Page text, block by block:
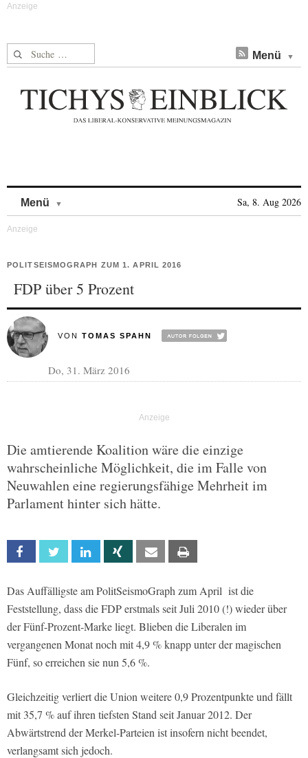
Suche nach: Menü
Menü Sa, 8. Aug 2026
POLITSEISMOGRAPH ZUM 1. APRIL 2016
FDP über 5 Prozent
VON TOMAS SPAHN
Do, 31. März 2016
Die amtierende Koalition wäre die einzige
wahrscheinliche Möglichkeit, die im Falle von
Neuwahlen eine regierungsfähige Mehrheit im
Parlament hinter sich hätte.
Facebook Twitter Linkedin Xing Email
Das Auffälligste am PolitSeismoGraph zum April ist die
Feststellung, dass die FDP erstmals seit Juli 2010 (!) wieder über
der Fünf-Prozent-Marke liegt. Blieben die Liberalen im
vergangenen Monat noch mit 4,9 % knapp unter der magischen
Fünf, so erreichen sie nun 5,6 %.
Gleichzeitig verliert die Union weitere 0,9 Prozentpunkte und fällt
mit 35,7 % auf ihren tiefsten Stand seit Januar 2012. Der
Abwärtstrend der Merkel-Parteien ist insofern nicht beendet,
verlangsamt sich jedoch.